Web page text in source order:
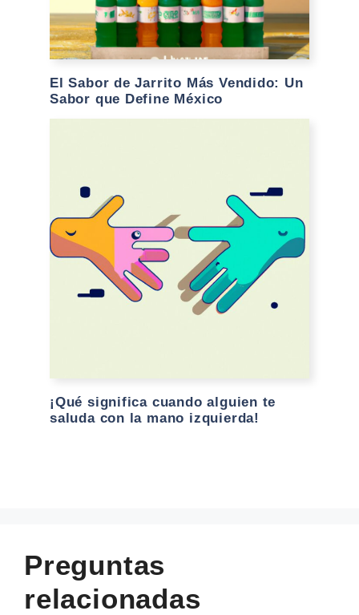
El Sabor de Jarrito Más Vendido: Un
Sabor que Define México
¡Qué significa cuando alguien te
saluda con la mano izquierda!
Preguntas
relacionadas